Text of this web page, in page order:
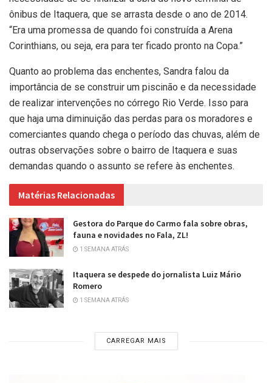
ônibus de Itaquera, que se arrasta desde o ano de 2014.
“Era uma promessa de quando foi construída a Arena
Corinthians, ou seja, era para ter ficado pronto na Copa.”
Quanto ao problema das enchentes, Sandra falou da
importância de se construir um piscinão e da necessidade
de realizar intervenções no córrego Rio Verde. Isso para
que haja uma diminuição das perdas para os moradores e
comerciantes quando chega o período das chuvas, além de
outras observações sobre o bairro de Itaquera e suas
demandas quando o assunto se refere às enchentes.
Matérias Relacionadas
Gestora do Parque do Carmo fala sobre obras,
fauna e novidades no Fala, ZL!
1 SEMANA ATRÁS
Itaquera se despede do jornalista Luiz Mário
Romero
1 SEMANA ATRÁS
CARREGAR MAIS